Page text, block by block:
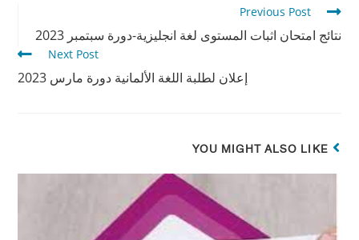
Previous Post
نتائج امتحان اثبات المستوى لغة انجليزية-دورة سبتمبر 2023
Next Post
إعلان لطلبة اللغة الألمانية دورة مارس 2023
YOU MIGHT ALSO LIKE